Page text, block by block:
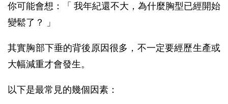
你可能會想：「 我年紀還不大，為什麼胸型已經開始
變鬆了？ 」
其實胸部下垂的背後原因很多，不一定要經歷生產或
大幅減重才會發生。
以下是最常見的幾個因素：